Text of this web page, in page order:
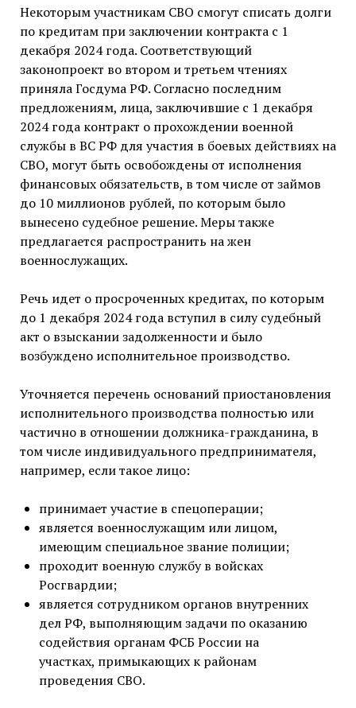
Некоторым участникам СВО смогут списать долги
по кредитам при заключении контракта с 1
декабря 2024 года. Соответствующий
законопроект во втором и третьем чтениях
приняла Госдума РФ. Согласно последним
предложениям, лица, заключившие с 1 декабря
2024 года контракт о прохождении военной
службы в ВС РФ для участия в боевых действиях на
СВО, могут быть освобождены от исполнения
финансовых обязательств, в том числе от займов
до 10 миллионов рублей, по которым было
вынесено судебное решение. Меры также
предлагается распространить на жен
военнослужащих.
Речь идет о просроченных кредитах, по которым
до 1 декабря 2024 года вступил в силу судебный
акт о взыскании задолженности и было
возбуждено исполнительное производство.
Уточняется перечень оснований приостановления
исполнительного производства полностью или
частично в отношении должника-гражданина, в
том числе индивидуального предпринимателя,
например, если такое лицо:
принимает участие в спецоперации;
является военнослужащим или лицом,
имеющим специальное звание полиции;
проходит военную службу в войсках
Росгвардии;
является сотрудником органов внутренних
дел РФ, выполняющим задачи по оказанию
содействия органам ФСБ России на
участках, примыкающих к районам
проведения СВО.